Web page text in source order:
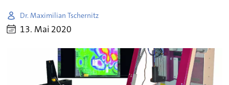
Dr. Maximilian Tschernitz
13. Mai 2020